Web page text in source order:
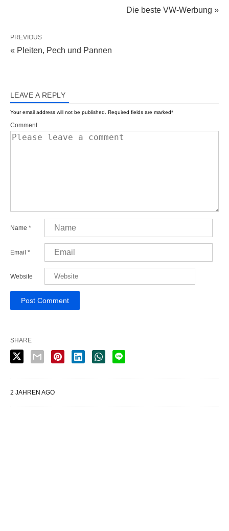
Die beste VW-Werbung »
PREVIOUS
« Pleiten, Pech und Pannen
LEAVE A REPLY
Your email address will not be published. Required fields are marked*
Comment
Name *
Email *
Website
SHARE
2 JAHREN AGO